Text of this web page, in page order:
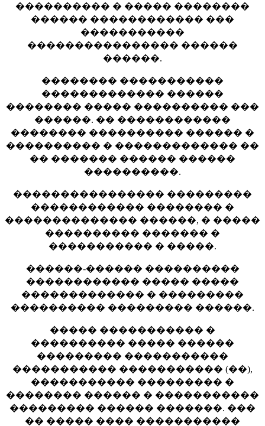
���������� � ����� ��������
������ ������������ ���
�����������
���������������� ������
������.
�������� �����������
������������� ������
�������� ����� ���������� ���
������. �� ������������
�������� ���������� ������ �
���������� � ������������� ��
�� ������� ������ ������
����������.
���������������� ���������
������������ �������� �
�������������� ������, � �����
���������� ������� �
����������� � �����.
������-������ ����������
������������ ����� �����
������������� � ���������
���������� ��������� ������.
����� ����������� �
���������� ����� ������
��������� �����������
����������� ����������� (��),
����������� ��������� �
�������� ������ � �����������
��������� ������ �������. ���
�� ����� ���� �����������